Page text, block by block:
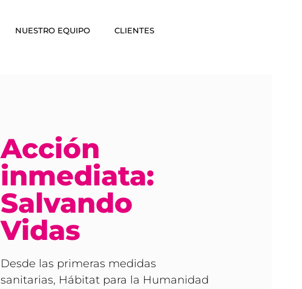
NUESTRO EQUIPO CLIENTES
Acción
inmediata:
Salvando
Vidas
Desde las primeras medidas
sanitarias, Hábitat para la Humanidad